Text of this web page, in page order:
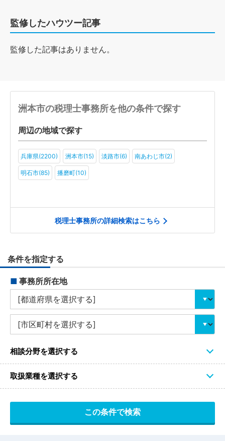
監修したハウツー記事
監修した記事はありません。
洲本市の税理士事務所を他の条件で探す
周辺の地域で探す
兵庫県(2200) 洲本市(15) 淡路市(6) 南あわじ市(2)
明石市(85) 播磨町(10)
税理士事務所の詳細検索はこちら
条件を指定する
■ 事務所所在地
相談分野を選択する
取扱業種を選択する